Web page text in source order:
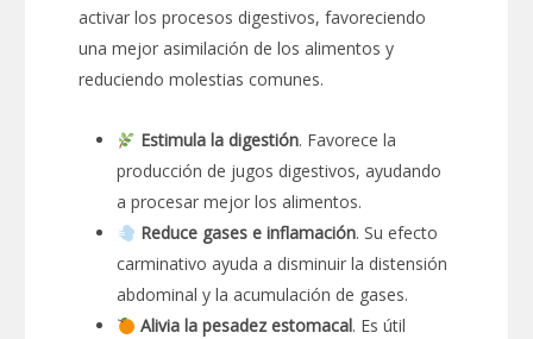
activar los procesos digestivos, favoreciendo
una mejor asimilación de los alimentos y
reduciendo molestias comunes.
Estimula la digestión. Favorece la
producción de jugos digestivos, ayudando
a procesar mejor los alimentos.
Reduce gases e inflamación. Su efecto
carminativo ayuda a disminuir la distensión
abdominal y la acumulación de gases.
Alivia la pesadez estomacal. Es útil